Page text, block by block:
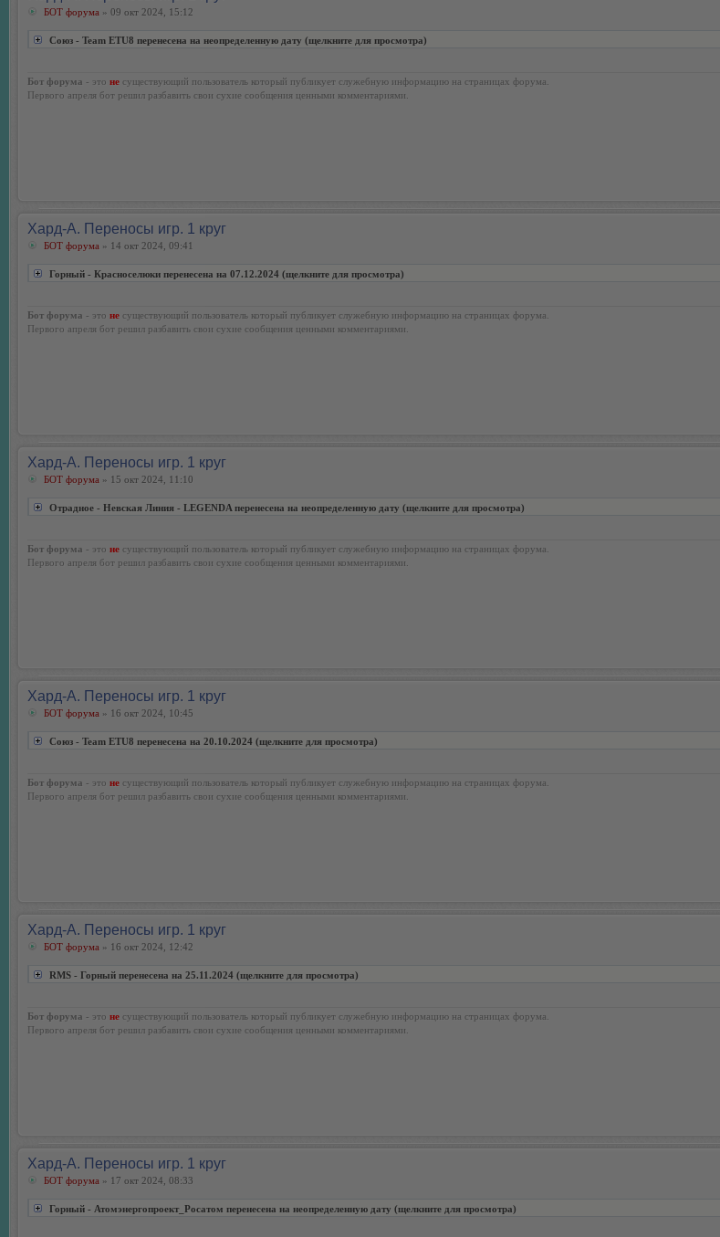
БОТ форума » 09 окт 2024, 15:12
Союз - Team ETU8 перенесена на неопределенную дату (щелкните для просмотра)
Бот форума - это не существующий пользователь который публикует служебную информацию на страницах форума.
Первого апреля бот решил разбавить свои сухие сообщения ценными комментариями.
Хард-А. Переносы игр. 1 круг
БОТ форума » 14 окт 2024, 09:41
Горный - Красноселюки перенесена на 07.12.2024 (щелкните для просмотра)
Бот форума - это не существующий пользователь который публикует служебную информацию на страницах форума.
Первого апреля бот решил разбавить свои сухие сообщения ценными комментариями.
Хард-А. Переносы игр. 1 круг
БОТ форума » 15 окт 2024, 11:10
Отрадное - Невская Линия - LEGENDA перенесена на неопределенную дату (щелкните для просмотра)
Бот форума - это не существующий пользователь который публикует служебную информацию на страницах форума.
Первого апреля бот решил разбавить свои сухие сообщения ценными комментариями.
Хард-А. Переносы игр. 1 круг
БОТ форума » 16 окт 2024, 10:45
Союз - Team ETU8 перенесена на 20.10.2024 (щелкните для просмотра)
Бот форума - это не существующий пользователь который публикует служебную информацию на страницах форума.
Первого апреля бот решил разбавить свои сухие сообщения ценными комментариями.
Хард-А. Переносы игр. 1 круг
БОТ форума » 16 окт 2024, 12:42
RMS - Горный перенесена на 25.11.2024 (щелкните для просмотра)
Бот форума - это не существующий пользователь который публикует служебную информацию на страницах форума.
Первого апреля бот решил разбавить свои сухие сообщения ценными комментариями.
Хард-А. Переносы игр. 1 круг
БОТ форума » 17 окт 2024, 08:33
Горный - Атомэнергопроект_Росатом перенесена на неопределенную дату (щелкните для просмотра)